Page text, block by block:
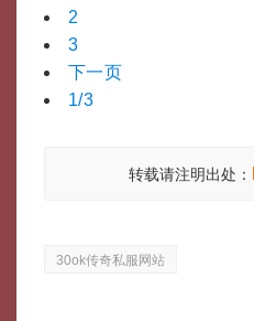
2
3
下一页
1/3
转载请注明出处：
30ok传奇私服网站